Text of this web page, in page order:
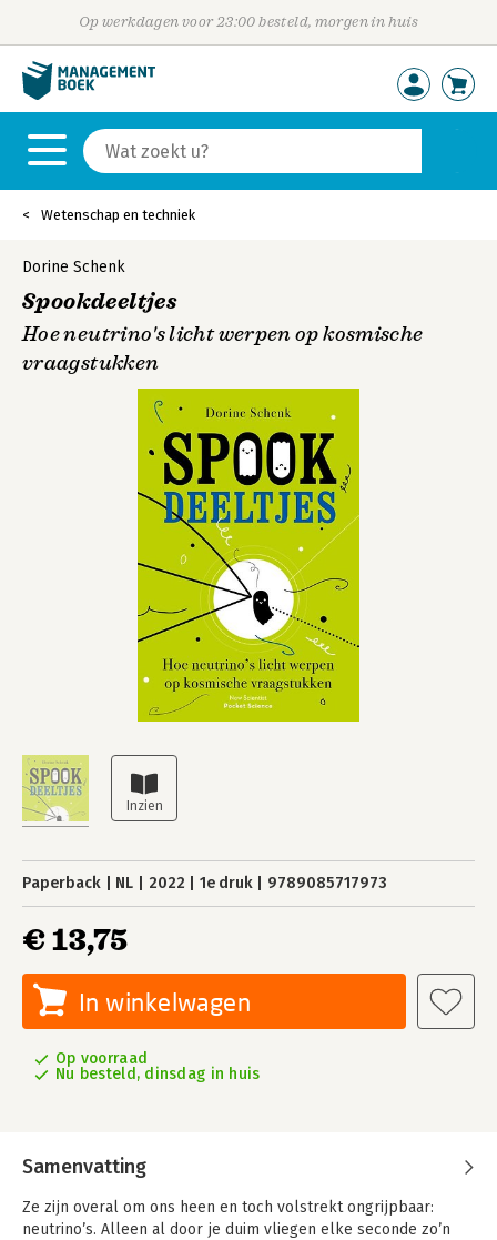
Op werkdagen voor 23:00 besteld, morgen in huis
Wetenschap en techniek
Dorine Schenk
Spookdeeltjes
Hoe neutrino's licht werpen op kosmische
vraagstukken
Paperback NL 2022 1e druk 9789085717973
€ 13,75
In winkelwagen
Op voorraad
Nu besteld, dinsdag in huis
Samenvatting
Ze zijn overal om ons heen en toch volstrekt ongrijpbaar:
neutrino’s. Alleen al door je duim vliegen elke seconde zo’n